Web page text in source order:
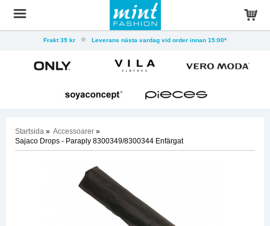
Frakt 39 kr Leverans nästa vardag vid order innan 15:00*
Startsida » Accessoarer »
Sajaco Drops - Paraply 8300349/8300344 Enfärgat